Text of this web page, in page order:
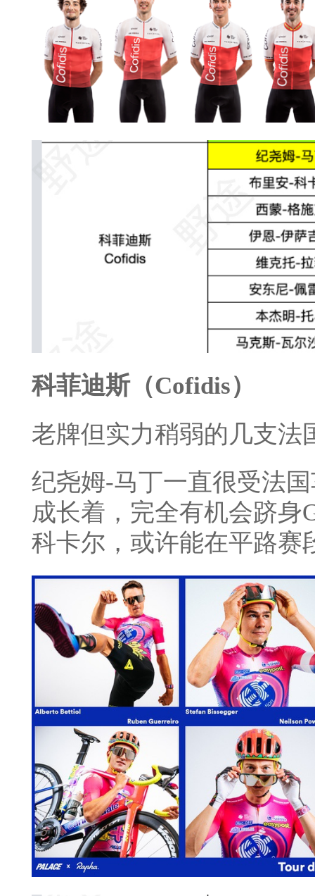
科菲迪斯（Cofidis）
老牌但实力稍弱的几支法
纪尧姆-马丁一直很受法
成长着，完全有机会跻身
科卡尔，或许能在平路赛